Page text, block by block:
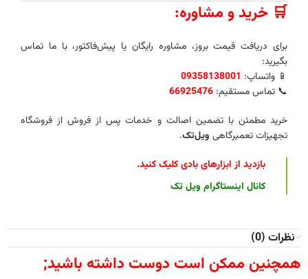
🛒 خرید و مشاوره:
برای دریافت قیمت بروز، مشاوره رایگان یا پیش‌فاکتور، با ما تماس
بگیرید:
📱 واتساپ: 09358138001
📞 تماس مستقیم: 66925476
خرید مطمئن با تضمین اصالت و خدمات پس از فروش از فروشگاه
تجهیزات تعمیرگاهی ویل‌تک.
بازدید از ابزارهای بادی کلیک کنید.
کانال اینستاگرام ویل تک
نظرات (0)
همچنین ممکن است دوست داشته باشید;